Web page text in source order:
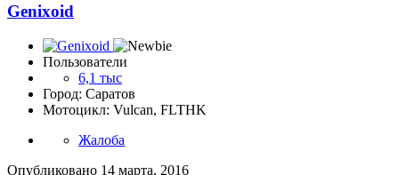
Genixoid
Пользователи
6,1 тыс
Город: Саратов
Мотоцикл: Vulcan, FLTHK
Жалоба
Опубликовано 14 марта, 2016